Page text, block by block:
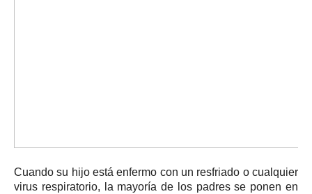
Cuando su hijo está enfermo con un resfriado o cualquier
virus respiratorio, la mayoría de los padres se ponen en